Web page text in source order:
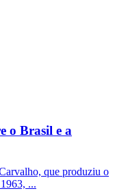
o Brasil e a
que produziu o
...